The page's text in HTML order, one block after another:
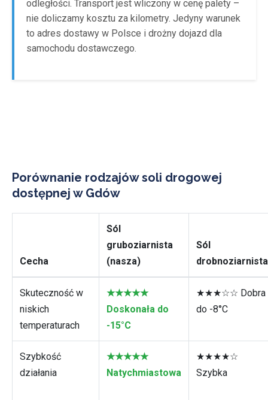
odległości. Transport jest wliczony w cenę palety –
nie doliczamy kosztu za kilometry. Jedyny warunek
to adres dostawy w Polsce i drożny dojazd dla
samochodu dostawczego.
Porównanie rodzajów soli drogowej
dostępnej w Gdów
Cecha
Sól
gruboziarnista
(nasza)
Sól
drobnoziarnista
Skuteczność w
niskich
temperaturach
★★★★★
Doskonała do
-15°C
★★★☆☆ Dobra
do -8°C
Szybkość
działania
★★★★★
Natychmiastowa
★★★★☆
Szybka